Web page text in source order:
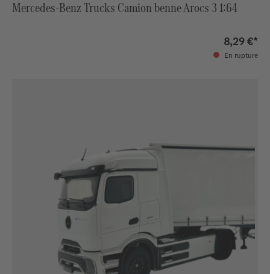
Mercedes-Benz Trucks Camion benne Arocs 3 1:64
8,29 €*
En rupture